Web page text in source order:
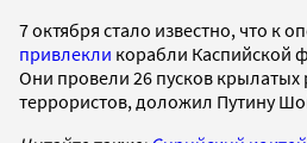
7 октября стало известно, что к
привлекли корабли Каспийской
Они провели 26 пусков крылатых
террористов, доложил Путину